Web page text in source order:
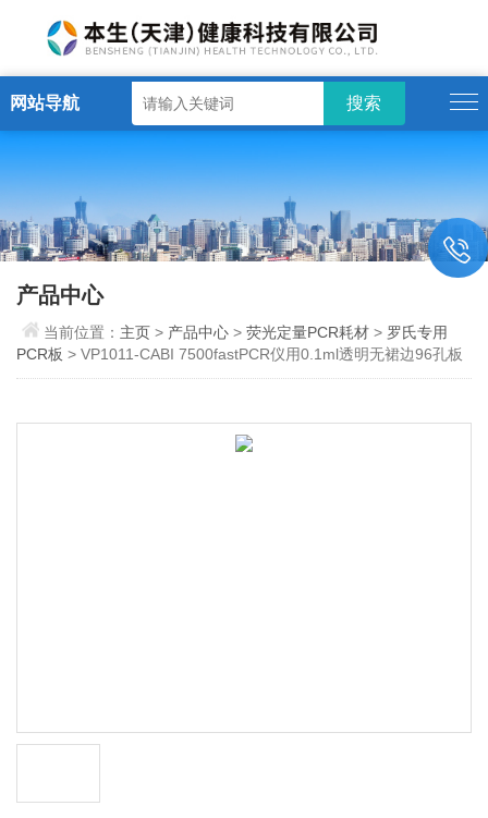
网站导航
产品中心
当前位置： 主页> 产品中心 >荧光定量PCR耗材 > 罗氏专用
PCR板 > VP1011-CABI 7500fastPCR仪用0.1ml透明无裙边96孔板